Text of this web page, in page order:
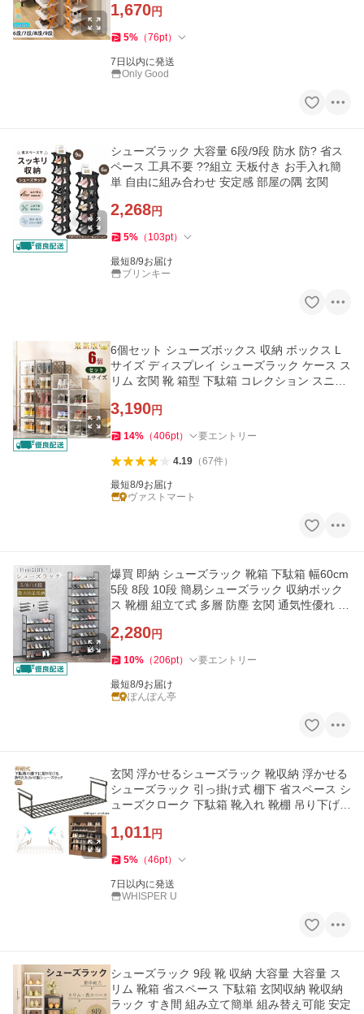
1,670円
5% （76pt）
7日以内に発送
Only Good
シューズラック 大容量 6段/9段 防水 防? 省ス
ペース 工具不要 ??組立 天板付き お手入れ簡
単 自由に組み合わせ 安定感 部屋の隅 玄関
2,268円
5% （ 103pt）
最短8/9お届け
ブリンキー
6個セット シューズボックス 収納 ボックス L
サイズ ディスプレイ シューズラック ケース ス
リム 玄関 靴 箱型 下駄箱 コレクション スニー
3,190円
14% （406pt） 要エントリー
4.19（67件）
最短8/9お届け
ヴァストマート
爆買 即納 シューズラック 靴箱 下駄箱 幅60cm
5段 8段 10段 簡易シューズラック 収納ボック
ス 靴棚 組立て式 多層 防塵 玄関 通気性優れ 収
2,280円
10% （206pt） 要エントリー
最短8/9お届け
ぽんぽん亭
玄関 浮かせるシューズラック 靴収納 浮かせる
シューズラック 引っ掛け式 棚下 省スペース シ
ューズクローク 下駄箱 靴入れ 靴棚 吊り下げ
1,011円
5% （46pt）
7日以内に発送
WHISPER U
シューズラック 9段 靴 収納 大容量 大容量 ス
リム 靴箱 省スペース 下駄箱 玄関収納 靴収納
ラック すき間 組み立て簡単 組み替え可能 安定